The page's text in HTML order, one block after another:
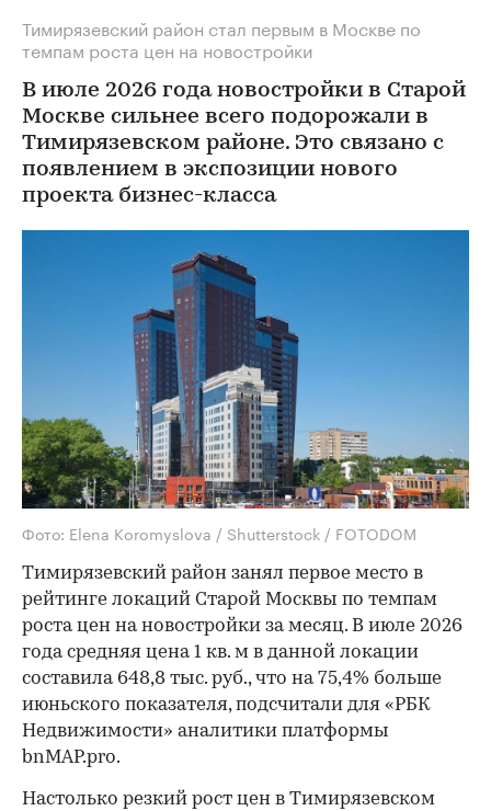
Тимирязевский район стал первым в Москве по
темпам роста цен на новостройки
В июле 2026 года новостройки в Старой
Москве сильнее всего подорожали в
Тимирязевском районе. Это связано с
появлением в экспозиции нового
проекта бизнес-класса
Фото: Elena Koromyslova / Shutterstock / FOTODOM
Тимирязевский район занял первое место в
рейтинге локаций Старой Москвы по темпам
роста цен на новостройки за месяц. В июле 2026
года средняя цена 1 кв. м в данной локации
составила 648,8 тыс. руб., что на 75,4% больше
июньского показателя, подсчитали для «РБК
Недвижимости» аналитики платформы
bnMAP.pro.
Настолько резкий рост цен в Тимирязевском